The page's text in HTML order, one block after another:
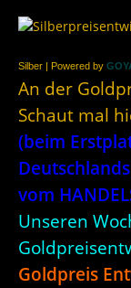
Silber | Powered by
An der
Schaut mal
(beim
vom
Unseren
Goldpreis